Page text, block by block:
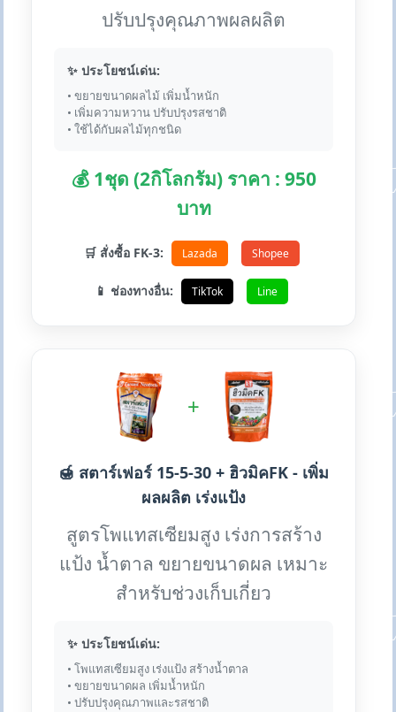
ปรับปรุงคุณภาพผลผลิต
✨ ประโยชน์เด่น:
• ขยายขนาดผลไม้ เพิ่มน้ำหนัก
• เพิ่มความหวาน ปรับปรุงรสชาติ
• ใช้ได้กับผลไม้ทุกชนิด
💰 1ชุด (2กิโลกรัม) ราคา : 950
บาท
🛒 สั่งซื้อ FK-3: Lazada Shopee
📱 ช่องทางอื่น: TikTok Line
+
🍯 สตาร์เฟอร์ 15-5-30 + ฮิวมิคFK - เพิ่ม
ผลผลิต เร่งแป้ง
สูตรโพแทสเซียมสูง เร่งการสร้าง
แป้ง น้ำตาล ขยายขนาดผล เหมาะ
สำหรับช่วงเก็บเกี่ยว
✨ ประโยชน์เด่น:
• โพแทสเซียมสูง เร่งแป้ง สร้างน้ำตาล
• ขยายขนาดผล เพิ่มน้ำหนัก
• ปรับปรุงคุณภาพและรสชาติ